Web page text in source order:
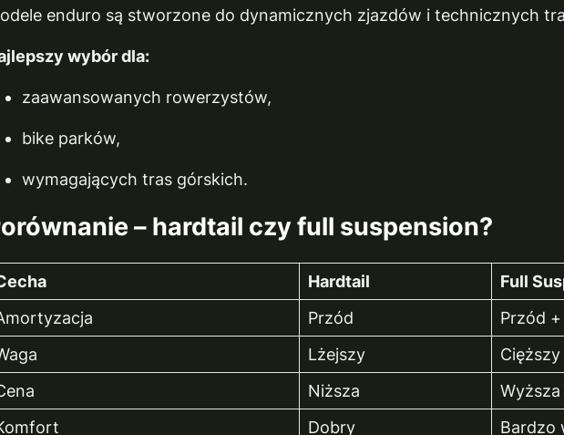
enduro są stworzone do dynamicznych zjazdów i technicznych
wybór dla:
zaawansowanych rowerzystów,
bike parków,
wymagających tras górskich.
– hardtail czy full suspension?
Hardtail
Full
Przód
Przód +
Lżejszy
Cięższy
Niższa
Wyższa
Dobry
Bardzo